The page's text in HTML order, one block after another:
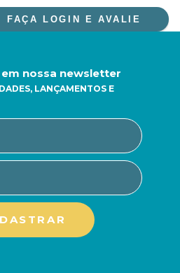
FAÇA LOGIN E AVALIE
nossa newsletter
LANÇAMENTOS E